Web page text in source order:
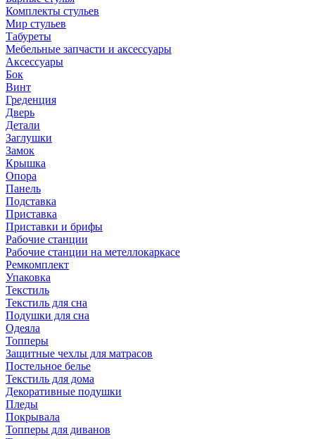
Комплекты стульев
Мир стульев
Табуреты
Мебельные запчасти и аксессуары
Аксессуары
Бок
Винт
Греденция
Дверь
Детали
Заглушки
Замок
Крышка
Опора
Панель
Подставка
Приставка
Приставки и брифы
Рабочие станции
Рабочие станции на метеллокаркасе
Ремкомплект
Упаковка
Текстиль
Текстиль для сна
Подушки для сна
Одеяла
Топперы
Защитные чехлы для матрасов
Постельное белье
Текстиль для дома
Декоративные подушки
Пледы
Покрывала
Топперы для диванов